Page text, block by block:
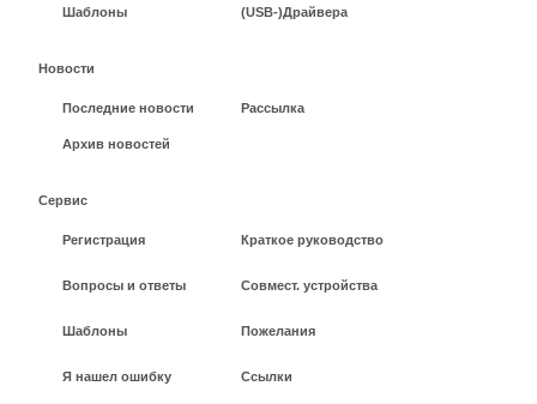
Шаблоны (USB-)Драйвера
Новости
Последние новости Рассылка
Архив новостей
Сервис
Регистрация Краткое руководство
Вопросы и ответы Совмест. устройства
Шаблоны Пожелания
Я нашел ошибку Ссылки